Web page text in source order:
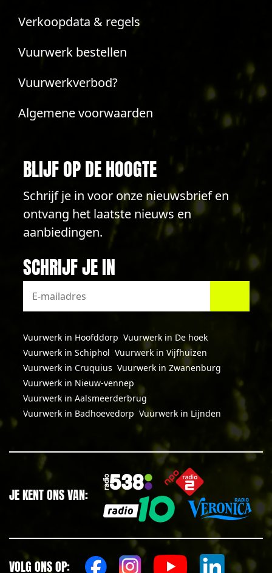
Verkoopdata & regels
Vuurwerk bestellen
Vuurwerkverbod?
Algemene voorwaarden
BLIJF OP DE HOOGTE
Schrijf je in voor onze nieuwsbrief en
ontvang het laatste nieuws en
aanbiedingen.
SCHRIJF JE IN
Vuurwerk in Hoofddorp Vuurwerk in De hoek
Vuurwerk in Schiphol Vuurwerk in Vijfhuizen
Vuurwerk in Cruquius Vuurwerk in Zwanenburg
Vuurwerk in Nieuw-vennep
Vuurwerk in Aalsmeerderbrug
Vuurwerk in Badhoevedorp Vuurwerk in Lijnden
JE KENT ONS VAN:
VOLG ONS OP: